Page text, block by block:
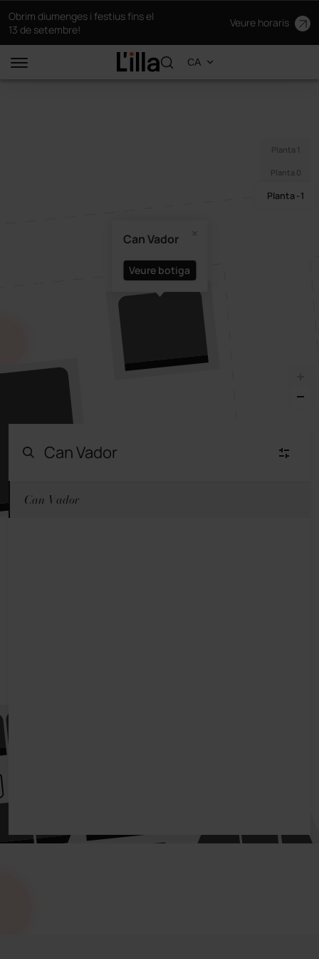
Obrim diumenges i festius fins el
13 de setembre!
Veure horaris
Can Vador
Veure botiga
Planta 1
Planta 0
Planta -1
Moda Mujer
Can Vador